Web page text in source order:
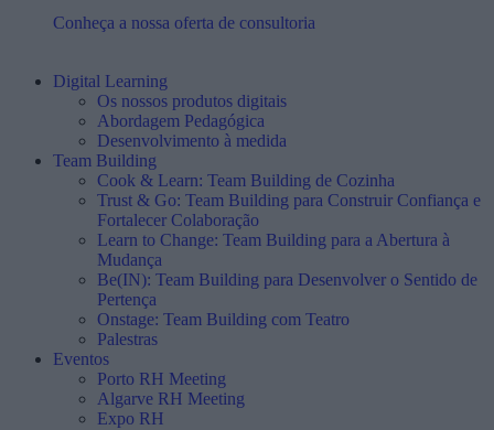
Conheça a nossa oferta de consultoria
Digital Learning
Os nossos produtos digitais
Abordagem Pedagógica
Desenvolvimento à medida
Team Building
Cook & Learn: Team Building de Cozinha
Trust & Go: Team Building para Construir Confiança e
Fortalecer Colaboração
Learn to Change: Team Building para a Abertura à
Mudança
Be(IN): Team Building para Desenvolver o Sentido de
Pertença
Onstage: Team Building com Teatro
Palestras
Eventos
Porto RH Meeting
Algarve RH Meeting
Expo RH